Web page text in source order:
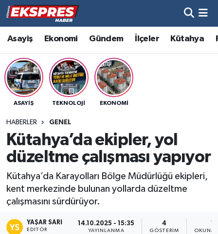
Asayiş Ekonomi Gündem İlçeler Kütahya
ASAYIŞ TEKNOLOJI EKONOMI
HABERLER GENEL
Kütahya’da ekipler, yol
düzeltme çalışması yapıyor
Kütahya’da Karayolları Bölge Müdürlüğü ekipleri,
kent merkezinde bulunan yollarda düzeltme
çalışmasını sürdürüyor.
YAŞAR SARI
EDITÖR
14.10.2025 - 15:35
YAYINLANMA
4
GÖSTERIM
Altıntaş
Asayiş
Aslanapa
Bölge
Çavdarhisar
Domaniç
Hava Durumu
Trafik Durumu
Süper Lig Puan Durumu ve Fikstür
Son Dakika Haberleri
Haber Arşivi